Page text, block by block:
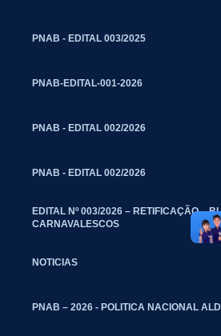
PNAB - EDITAL 003/2025
PNAB-EDITAL-001-2026
PNAB - EDITAL 002/2026
PNAB - EDITAL 002/2026
EDITAL Nº 003/2026 – RETIFICAÇÃO –
CARNAVALESCOS
NOTICIAS
PNAB – 2026 - POLITICA NACIONAL